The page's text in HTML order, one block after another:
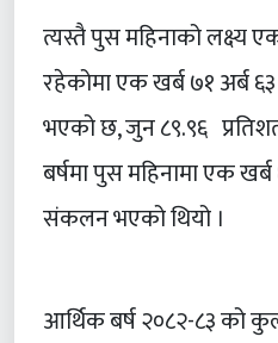
त्यस्तै पुस महिनाको लक्ष्य
रहेकोमा एक खर्ब ७१ अर्ब
भएको छ, जुन ८९.९६
बर्षमा पुस महिनामा एक
संकलन भएको थियो ।
आर्थिक बर्ष २०८२-८३ को